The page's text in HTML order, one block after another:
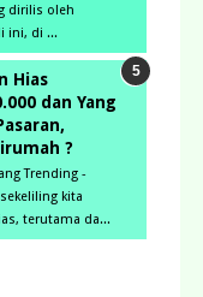
dirilis oleh
ini, di ...
Hias
dan Yang
?
Trending -
kita
terutama da...